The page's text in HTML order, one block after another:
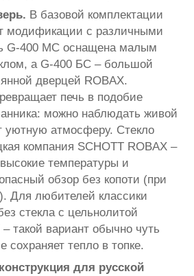
В базовой комплектации
модификации с различными
G-400 МС оснащена малым
а G-400 БС – большой
дверцей ROBAX.
печь в подобие
можно наблюдать живой
уютную атмосферу. Стекло
компания SCHOTT ROBAX –
температуры и
обзор без копоти (при
Для любителей классики
стекла с цельнолитой
такой вариант обычно чуть
тепло в топке.
для русской